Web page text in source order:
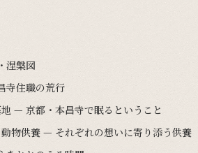
涅槃図
寺住職の荒行
— 京都・本昌寺で眠るということ
物供養 — それぞれの想いに寄り添う供養